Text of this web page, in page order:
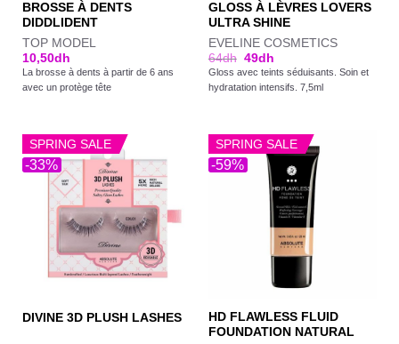
BROSSE À DENTS
DIDDLIDENT
TOP MODEL
10,50dh
La brosse à dents à partir de 6 ans
avec un protège tête
GLOSS À LÈVRES LOVERS
ULTRA SHINE
EVELINE COSMETICS
64dh 49dh
Gloss avec teints séduisants. Soin et
hydratation intensifs. 7,5ml
-33%
SPRING SALE
DIVINE 3D PLUSH LASHES
-59%
SPRING SALE
HD FLAWLESS FLUID
FOUNDATION NATURAL